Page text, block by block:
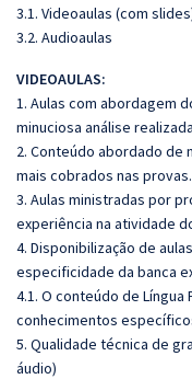
3.1. Videoaulas (com
3.2. Audioaulas
VIDEOAULAS:
1. Aulas com abordagem
minuciosa análise
2. Conteúdo abordado
mais cobrados nas provas.
3. Aulas ministradas por
experiência na atividade
4. Disponibilização de
especificidade da banca
4.1. O conteúdo de
conhecimentos
5. Qualidade técnica de
áudio)